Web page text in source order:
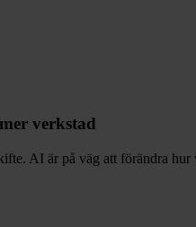
verkstad
AI är på väg att förändra